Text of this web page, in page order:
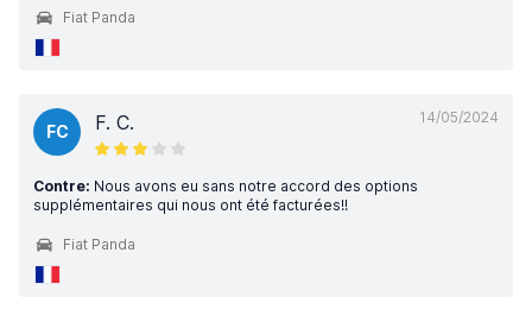
Fiat Panda
14/05/2024
FC F. C.
Contre: Nous avons eu sans notre accord des options
supplémentaires qui nous ont été facturées!!
Fiat Panda